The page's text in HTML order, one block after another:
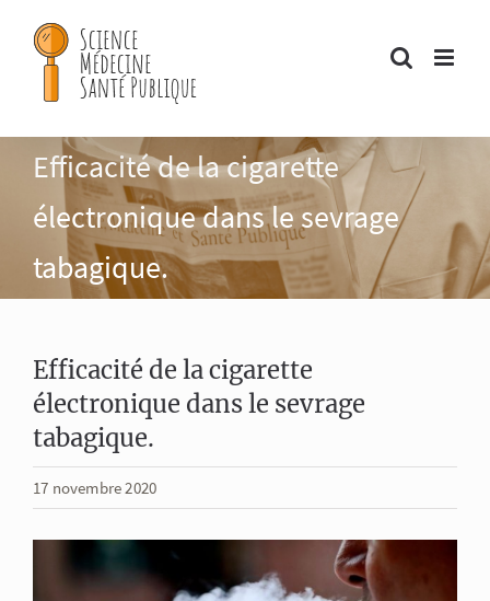
Efficacité de la cigarette
électronique dans le sevrage
tabagique.
Efficacité de la cigarette
électronique dans le sevrage
tabagique.
17 novembre 2020
l'image